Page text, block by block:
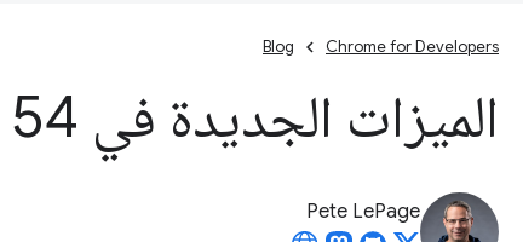
Chrome for Developers
Blog
الميزات الجديدة في Chrome 54
Pete LePage